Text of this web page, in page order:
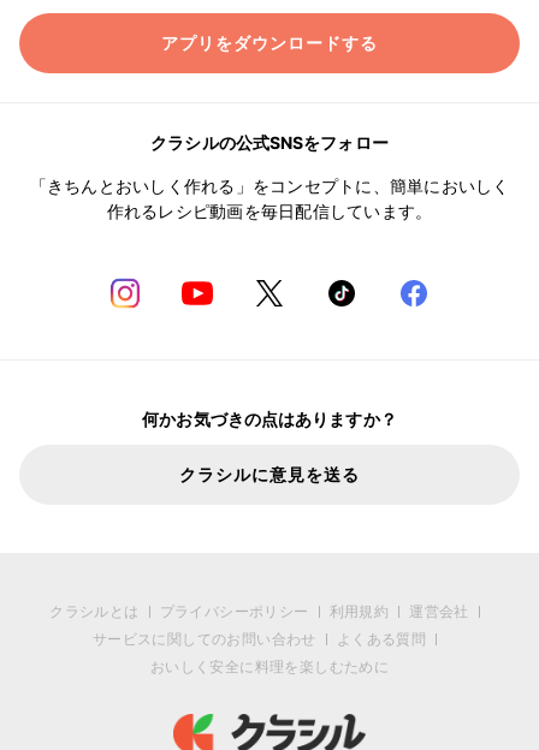
アプリをダウンロードする
クラシルの公式SNSをフォロー
「きちんとおいしく作れる」をコンセプトに、簡単においしく
作れるレシピ動画を毎日配信しています。
何かお気づきの点はありますか？
クラシルに意見を送る
クラシルとは プライバシーポリシー 利用規約
運営会社
サービスに関してのお問い合わせ
よくある質問
おいしく安全に料理を楽しむために